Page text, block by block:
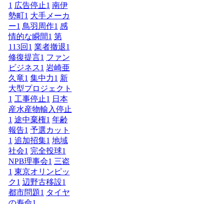
1 広告停止1 南伊
勢町1 大手メーカ
ー1 鳥羽周作1 感
情的な瞬間1 第
113回 1 業者撤退1
修復提言1 ファン
ビジネス1 岩崎亜
久竜1 集中力1 新
大型プロジェクト
1 工事停止1 日本
産水産物輸入停止
1 途中棄権1 年齢
報告1 予選カット
1 追加招集1 地域
社会1 完全投球1
NPB理事会1 三盗
1 東京オリンピッ
ク1 辺野古移設1
都市問題1 タイヤ